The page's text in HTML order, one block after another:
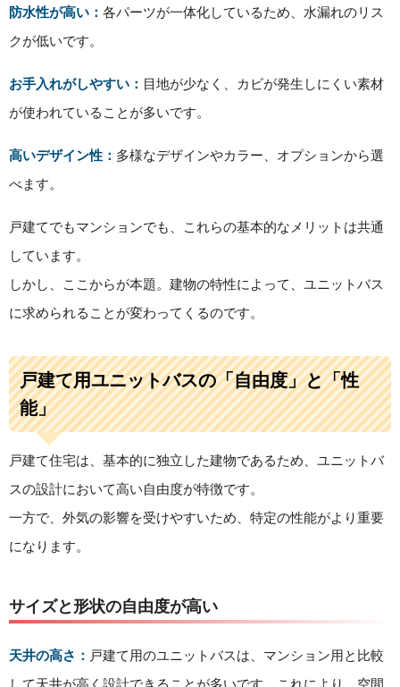
防水性が高い： 各パーツが一体化しているため、水漏れのリス
クが低いです。
お手入れがしやすい： 目地が少なく、カビが発生しにくい素材
が使われていることが多いです。
高いデザイン性： 多様なデザインやカラー、オプションから選
べます。
戸建てでもマンションでも、これらの基本的なメリットは共通
しています。
しかし、ここからが本題。建物の特性によって、ユニットバス
に求められることが変わってくるのです。
戸建て用ユニットバスの「自由度」と「性
能」
戸建て住宅は、基本的に独立した建物であるため、ユニットバ
スの設計において高い自由度が特徴です。
一方で、外気の影響を受けやすいため、特定の性能がより重要
になります。
サイズと形状の自由度が高い
天井の高さ： 戸建て用のユニットバスは、マンション用と比較